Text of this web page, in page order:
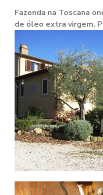
Fazenda na Toscana
de óleo extra virgem. P